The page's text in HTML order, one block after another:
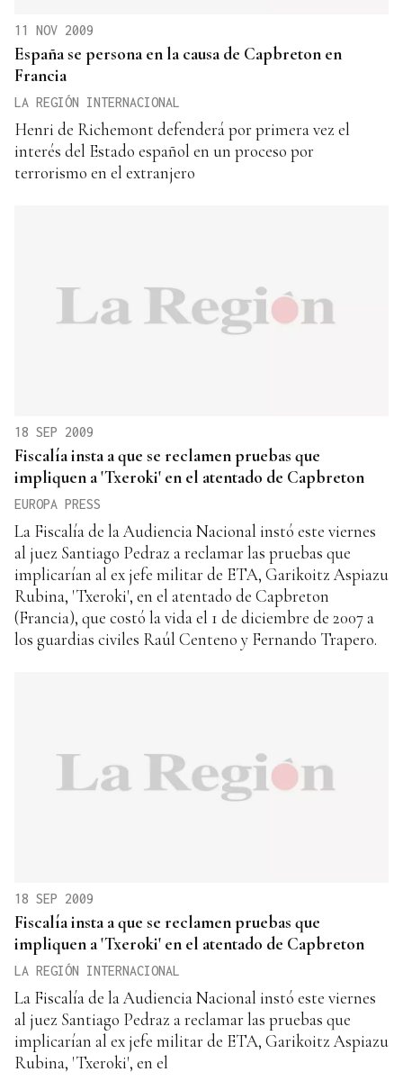
11 NOV 2009
España se persona en la causa de Capbreton en
Francia
LA REGIÓN INTERNACIONAL
Henri de Richemont defenderá por primera vez el
interés del Estado español en un proceso por
terrorismo en el extranjero
18 SEP 2009
Fiscalía insta a que se reclamen pruebas que
impliquen a 'Txeroki' en el atentado de Capbreton
EUROPA PRESS
La Fiscalía de la Audiencia Nacional instó este viernes
al juez Santiago Pedraz a reclamar las pruebas que
implicarían al ex jefe militar de ETA, Garikoitz Aspiazu
Rubina, 'Txeroki', en el atentado de Capbreton
(Francia), que costó la vida el 1 de diciembre de 2007 a
los guardias civiles Raúl Centeno y Fernando Trapero.
18 SEP 2009
Fiscalía insta a que se reclamen pruebas que
impliquen a 'Txeroki' en el atentado de Capbreton
LA REGIÓN INTERNACIONAL
La Fiscalía de la Audiencia Nacional instó este viernes
al juez Santiago Pedraz a reclamar las pruebas que
implicarían al ex jefe militar de ETA, Garikoitz Aspiazu
Rubina, 'Txeroki', en el